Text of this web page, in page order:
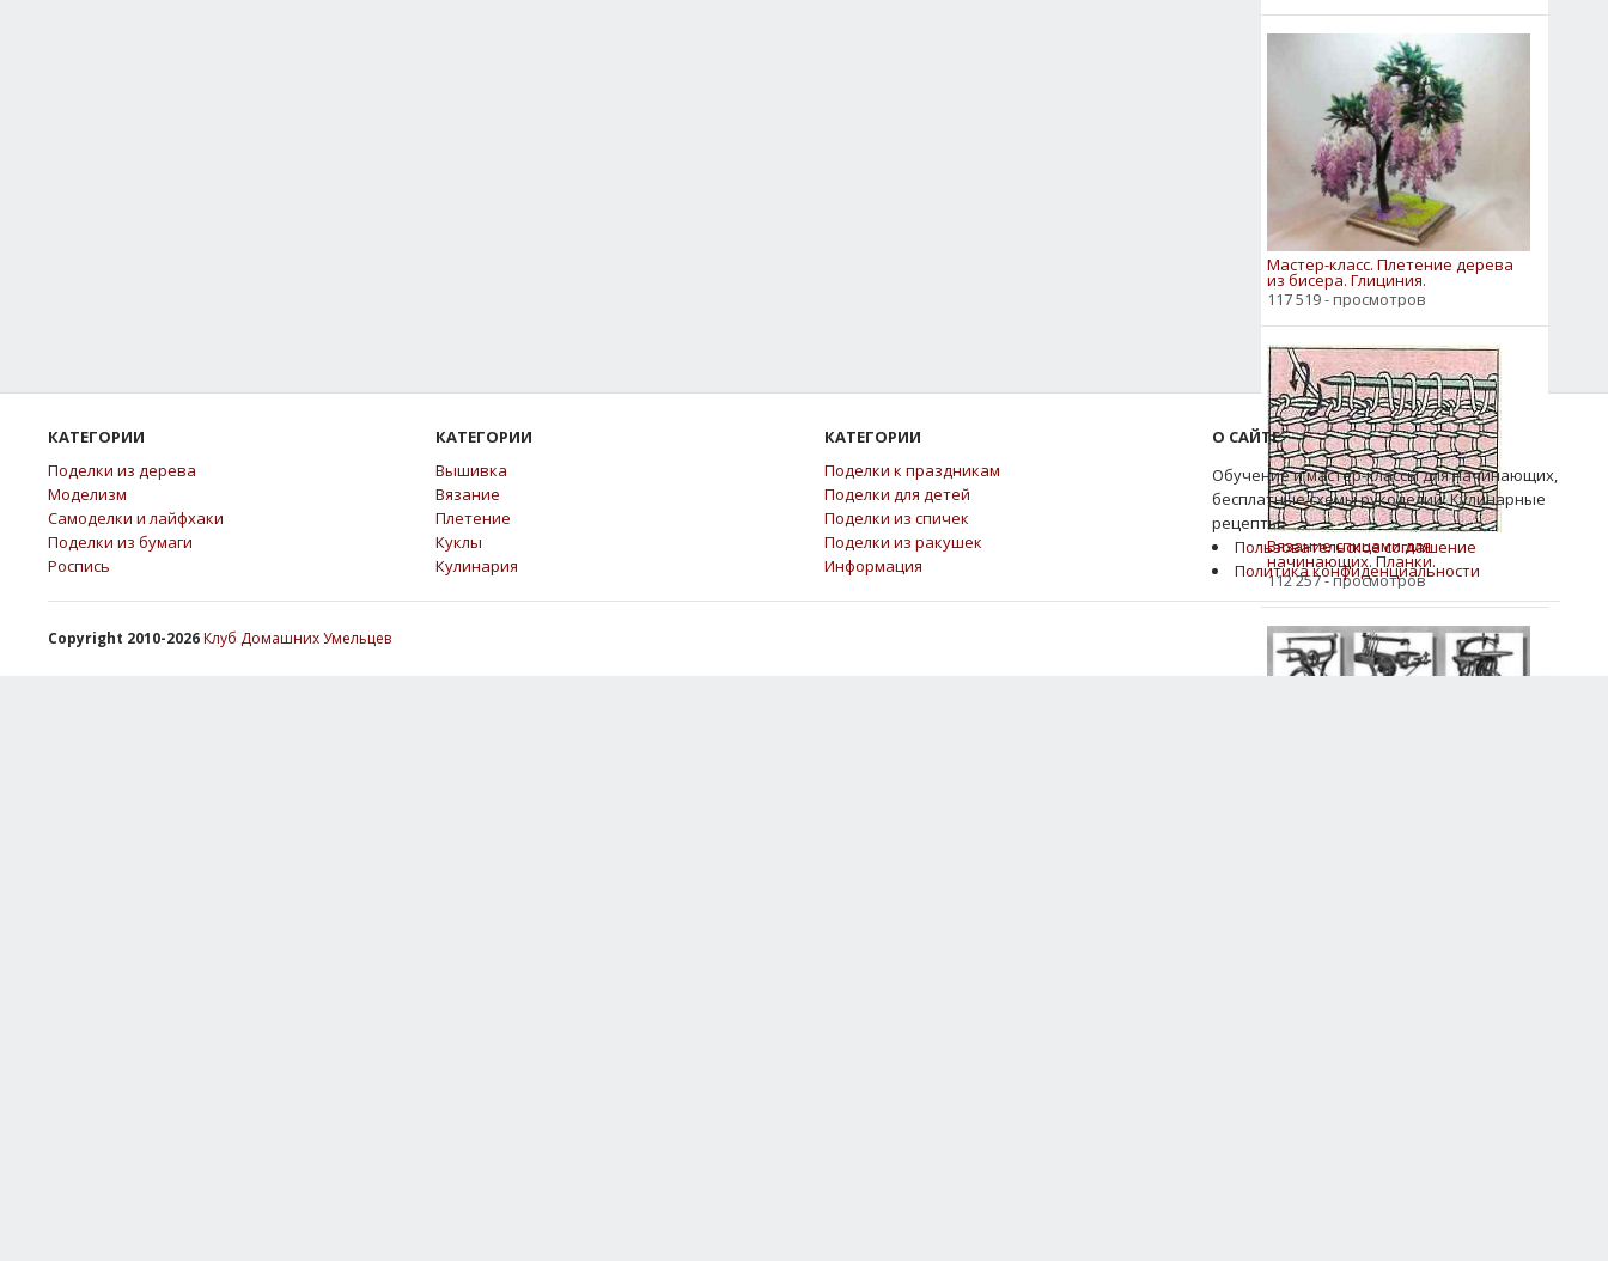
Мастер-класс. Плетение дерева
из бисера. Глициния.
117 519 - просмотров
Вязание спицами для
начинающих. Планки.
112 257 - просмотров
КАТЕГОРИИ
Поделки из дерева
Моделизм
Самоделки и лайфхаки
Поделки из бумаги
Роспись
КАТЕГОРИИ
Вышивка
Вязание
Плетение
Куклы
Кулинария
КАТЕГОРИИ
Поделки к праздникам
Поделки для детей
Поделки из спичек
Поделки из ракушек
Информация
О САЙТЕ
Обучение и мастер-классы для начинающих,
бесплатные схемы рукоделий. Кулинарные
рецепты.
Пользовательское соглашение
Политика конфиденциальности
Copyright 2010-2026Клуб Домашних Умельцев